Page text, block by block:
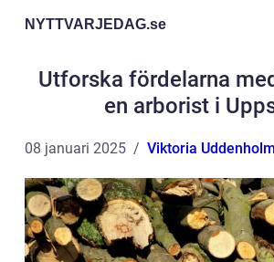
NYTTVARJEDAG.se
Utforska fördelarna
en arborist i
08 januari 2025 Viktoria Uddenholm